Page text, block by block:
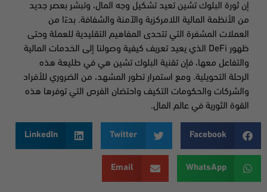
إن ثورة البلوك تشين تعيد تشكيل وجه المال، وتبشر بعصر جديد
من الأنظمة المالية اللامركزية والآمنة والشفافة. بدءًا من
العملات المشفرة التي تتحدى المفاهيم التقليدية للعملة وحتى
ظهور DeFi الذي يعيد تعريف كيفية وصولنا إلى الخدمات المالية
والتفاعل معها، فإن تقنية البلوك تشين هي في طليعة هذه
الرحلة التحويلية. ومع استمرار تطور المشهد، من الضروري للأفراد
والشركات والحكومات التكيف واحتضان الفرص التي توفرها هذه
القوة الثورية في عالم المال.
Facebook
Twitter
LinkedIn
WhatsApp
Email